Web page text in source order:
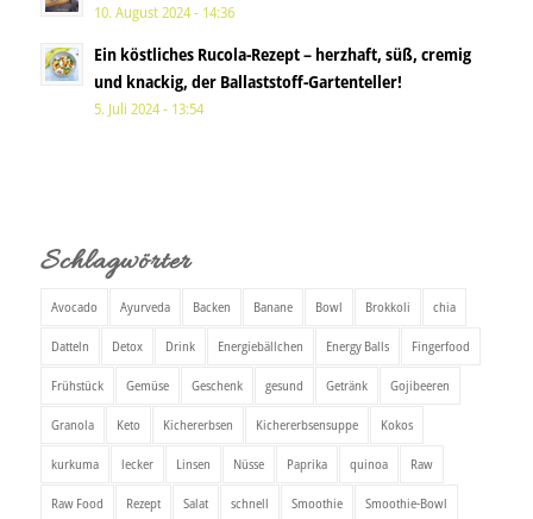
10. August 2024 - 14:36
Ein köstliches Rucola-Rezept – herzhaft, süß, cremig
und knackig, der Ballaststoff-Gartenteller!
5. Juli 2024 - 13:54
Schlagwörter
Avocado Ayurveda Backen Banane Bowl Brokkoli chia
Datteln Detox Drink Energiebällchen Energy Balls Fingerfood
Frühstück Gemüse Geschenk gesund Getränk Gojibeeren
Granola Keto Kichererbsen Kichererbsensuppe Kokos
kurkuma lecker Linsen Nüsse Paprika quinoa Raw
Raw Food Rezept Salat schnell Smoothie Smoothie-Bowl